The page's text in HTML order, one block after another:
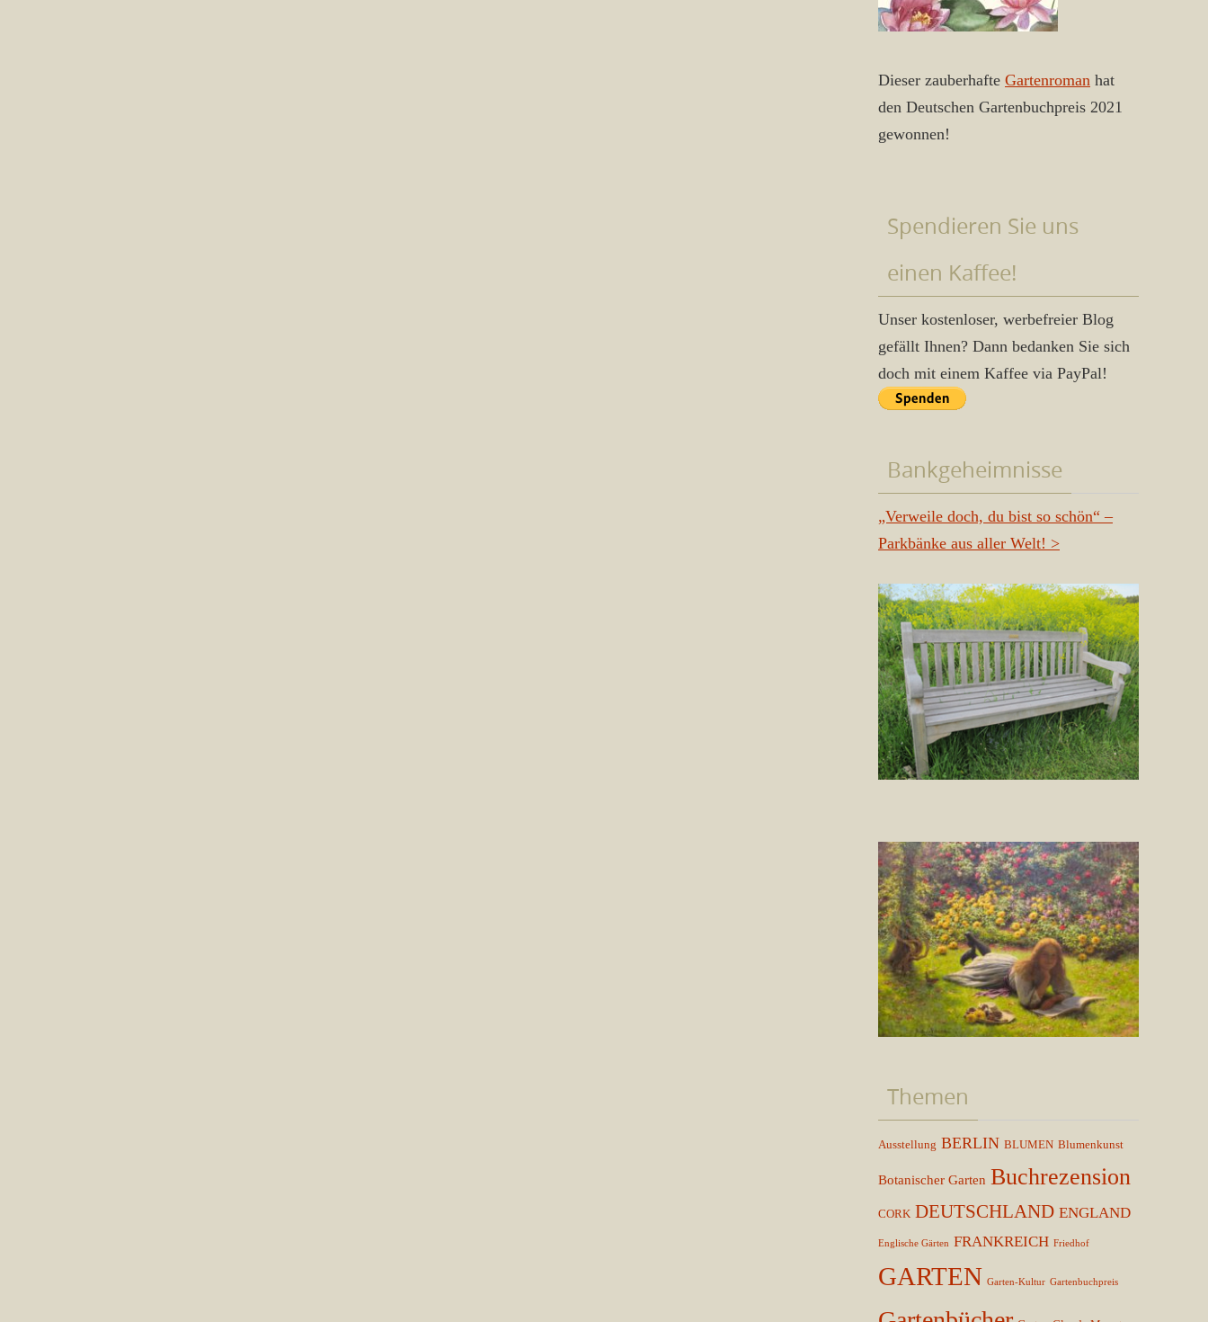
Dieser zauberhafte Gartenroman hat
den Deutschen Gartenbuchpreis 2021
gewonnen!
Spendieren Sie uns
einen Kaffee!
Unser kostenloser, werbefreier Blog
gefällt Ihnen? Dann bedanken Sie sich
doch mit einem Kaffee via PayPal!
Bankgeheimnisse
„Verweile doch, du bist so schön“ –
Parkbänke aus aller Welt! >
Themen
Ausstellung BERLIN BLUMEN Blumenkunst
Botanischer Garten Buchrezension
CORK DEUTSCHLAND ENGLAND
Englische Gärten FRANKREICH Friedhof
GARTEN Garten-Kultur Gartenbuchpreis